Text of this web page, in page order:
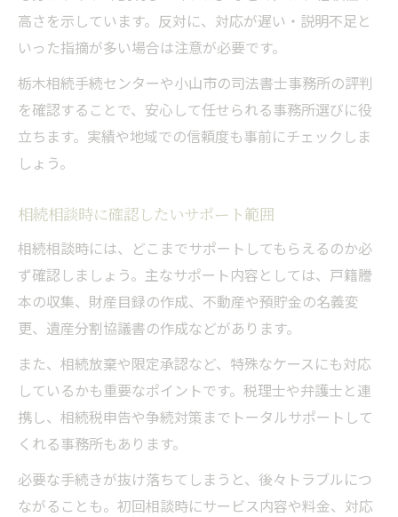
高さを示しています。反対に、対応が遅い・説明不足と
いった指摘が多い場合は注意が必要です。
栃木相続手続センターや小山市の司法書士事務所の評判
を確認することで、安心して任せられる事務所選びに役
立ちます。実績や地域での信頼度も事前にチェックしま
しょう。
相続相談時に確認したいサポート範囲
相続相談時には、どこまでサポートしてもらえるのか必
ず確認しましょう。主なサポート内容としては、戸籍謄
本の収集、財産目録の作成、不動産や預貯金の名義変
更、遺産分割協議書の作成などがあります。
また、相続放棄や限定承認など、特殊なケースにも対応
しているかも重要なポイントです。税理士や弁護士と連
携し、相続税申告や争続対策までトータルサポートして
くれる事務所もあります。
必要な手続きが抜け落ちてしまうと、後々トラブルにつ
ながることも。初回相談時にサービス内容や料金、対応